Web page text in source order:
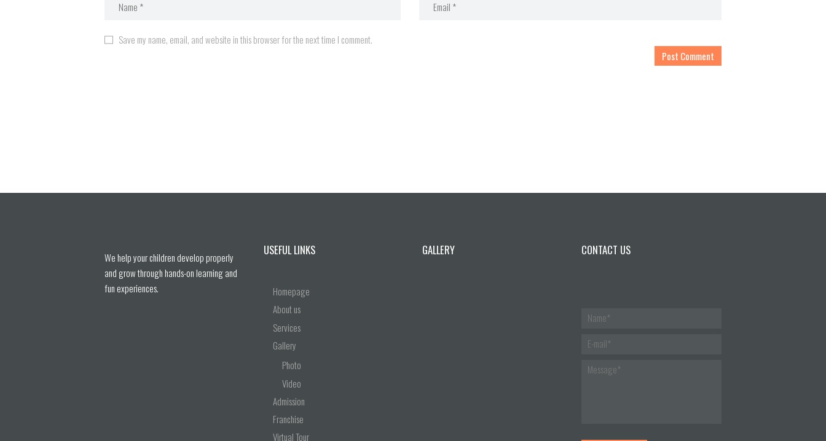
Save my name, email, and website in this browser for the next time I comment.
We help your children develop properly
and grow through hands-on learning and
fun experiences.
USEFUL LINKS
Homepage
About us
Services
Gallery
Photo
Video
Admission
Franchise
Virtual Tour
GALLERY CONTACT US